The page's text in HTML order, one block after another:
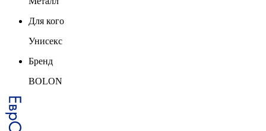
Для кого
Унисекс
Бренд
BOLON